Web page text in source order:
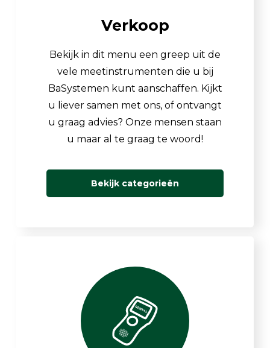
Verkoop
Bekijk in dit menu een greep uit de
vele meetinstrumenten die u bij
BaSystemen kunt aanschaffen. Kijkt
u liever samen met ons, of ontvangt
u graag advies? Onze mensen staan
u maar al te graag te woord!
Bekijk categorieën